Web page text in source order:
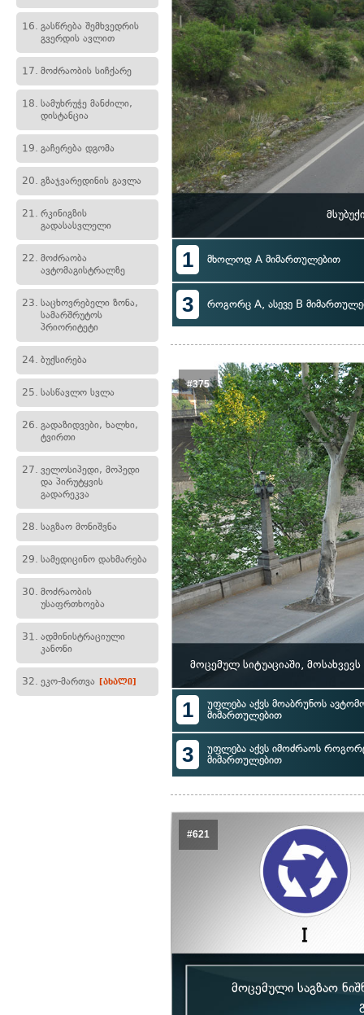
16. გასწრება შემხვედრის
გვერდის ავლით
17. მოძრაობის სიჩქარე
18. სამუხრუჭე მანძილი,
დისტანცია
19. გაჩერება დგომა
20. გზაჯვარედინის გავლა
21. რკინიგზის
გადასასვლელი
22. მოძრაობა
ავტომაგისტრალზე
23. საცხოვრებელი ზონა,
სამარშრუტოს
პრიორიტეტი
24. ბუქსირება
25. სასწავლო სვლა
26. გადაზიდვები, ხალხი,
ტვირთი
27. ველოსიპედი, მოპედი
და პირუტყვის
გადარეკვა
28. საგზაო მონიშვნა
29. სამედიცინო დახმარება
30. მოძრაობის
უსაფრთხოება
31. ადმინისტრაციული
კანონი
32. ეკო-მართვა [ახალი]
1 მხოლოდ A მიმართულებით
3 როგორც A, ასევე B
#375
მოცემულ სიტუაციაში,
1
უფლება აქვს მოაბრუნოს
მიმართულებით
3
უფლება აქვს იმოძრაოს
მიმართულებით
#621
მოცემული საგზაო